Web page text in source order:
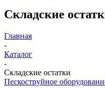
Складские
Главная
-
Каталог
-
Складские остатки
Пескоструйное